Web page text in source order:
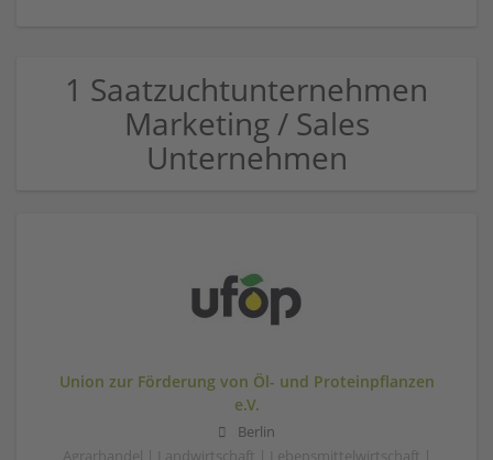
1 Saatzuchtunternehmen
Marketing / Sales
Unternehmen
Union zur Förderung von Öl- und Proteinpflanzen
e.V.
Berlin